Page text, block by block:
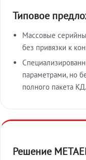
Типовое
Массовые
без привязки к
параметрами, но
полного пакета КД.
Решение